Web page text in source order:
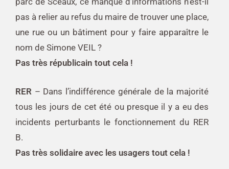
pas à relier au refus du maire de trouver une place,
une rue ou un bâtiment pour y faire apparaître le
nom de Simone VEIL ?
Pas très républicain tout cela !
RER – Dans l’indifférence générale de la majorité
tous les jours de cet été ou presque il y a eu des
incidents perturbants le fonctionnement du RER
B.
Pas très solidaire avec les usagers tout cela !